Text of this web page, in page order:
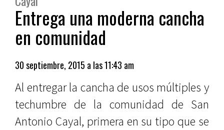
Entrega una moderna cancha
en comunidad
30 septiembre, 2015 a las 11:43 am
Al entregar la cancha de usos múltiples y
techumbre de la comunidad de San
Antonio Cayal, primera en su tipo que se